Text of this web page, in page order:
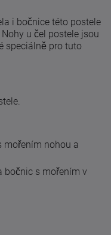
i bočnice této postele
u čel postele jsou
speciálně pro tuto
mořením nohou a
bočnic s mořením v